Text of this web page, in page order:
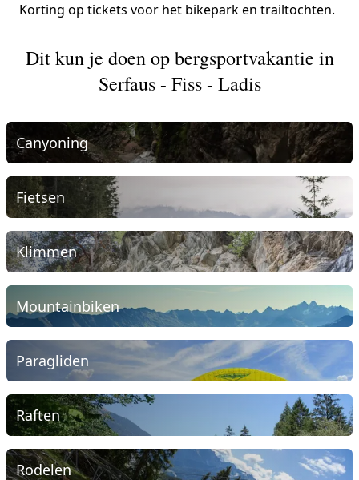
Korting op tickets voor het bikepark en trailtochten.
Dit kun je doen op bergsportvakantie in
Serfaus - Fiss - Ladis
Canyoning
Fietsen
Klimmen
Mountainbiken
Paragliden
Raften
Rodelen